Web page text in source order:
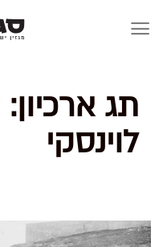
תג ארכיון:
לוינסקי